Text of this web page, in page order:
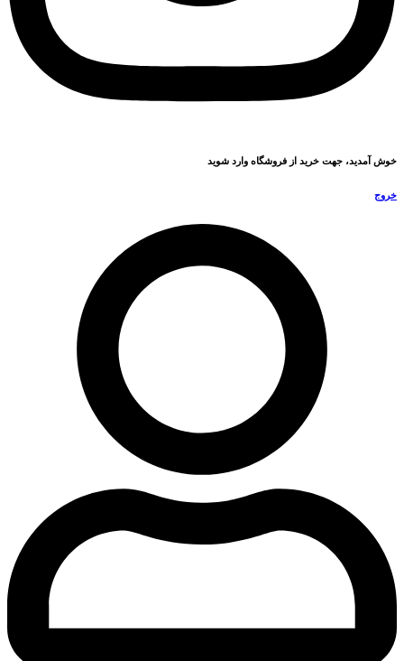
خوش آمدید، جهت خرید از فروشگاه وارد شوید
خروج